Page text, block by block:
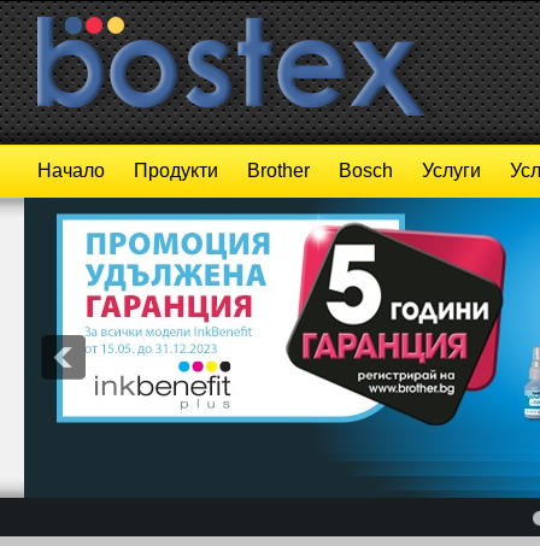
Начало Продукти Brother Bosch Услуги